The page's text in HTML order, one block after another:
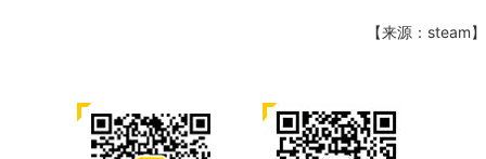
【来源：steam】